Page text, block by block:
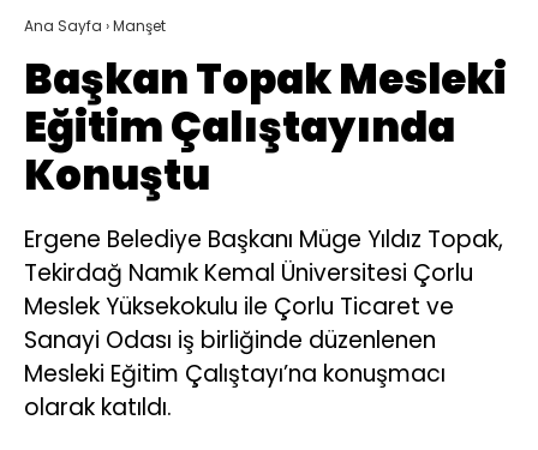
Ana Sayfa ›Manşet
Başkan Topak Mesleki
Eğitim Çalıştayında
Konuştu
Ergene Belediye Başkanı Müge Yıldız Topak,
Tekirdağ Namık Kemal Üniversitesi Çorlu
Meslek Yüksekokulu ile Çorlu Ticaret ve
Sanayi Odası iş birliğinde düzenlenen
Mesleki Eğitim Çalıştayı’na konuşmacı
olarak katıldı.